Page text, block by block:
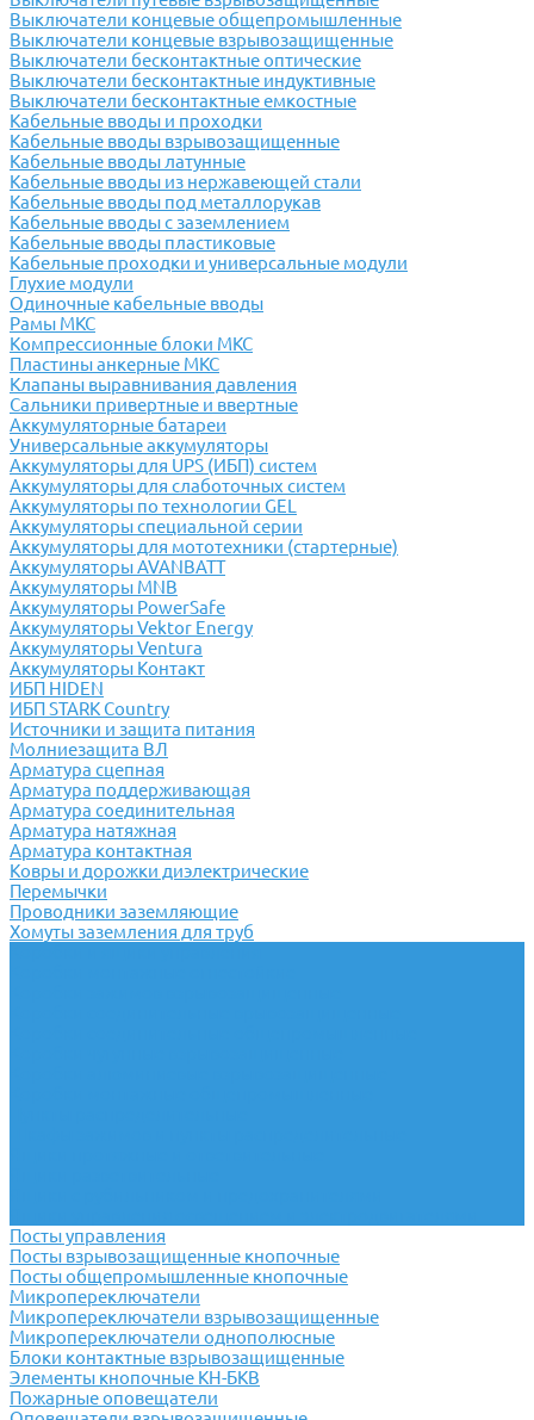
Выключатели концевые общепромышленные
Выключатели концевые взрывозащищенные
Выключатели бесконтактные оптические
Выключатели бесконтактные индуктивные
Выключатели бесконтактные емкостные
Кабельные вводы и проходки
Кабельные вводы взрывозащищенные
Кабельные вводы латунные
Кабельные вводы из нержавеющей стали
Кабельные вводы под металлорукав
Кабельные вводы с заземлением
Кабельные вводы пластиковые
Кабельные проходки и универсальные модули
Глухие модули
Одиночные кабельные вводы
Рамы МКС
Компрессионные блоки МКС
Пластины анкерные МКС
Клапаны выравнивания давления
Сальники привертные и ввертные
Аккумуляторные батареи
Универсальные аккумуляторы
Аккумуляторы для UPS (ИБП) систем
Аккумуляторы для слаботочных систем
Аккумуляторы по технологии GEL
Аккумуляторы специальной серии
Аккумуляторы для мототехники (стартерные)
Аккумуляторы AVANBATT
Аккумуляторы MNB
Аккумуляторы PowerSafe
Аккумуляторы Vektor Energy
Аккумуляторы Ventura
Аккумуляторы Контакт
ИБП HIDEN
ИБП STARK Country
Источники и защита питания
Молниезащита ВЛ
Арматура сцепная
Арматура поддерживающая
Арматура соединительная
Арматура натяжная
Арматура контактная
Ковры и дорожки диэлектрические
Перемычки
Проводники заземляющие
Хомуты заземления для труб
Посты управления
Посты взрывозащищенные кнопочные
Посты общепромышленные кнопочные
Микропереключатели
Микропереключатели взрывозащищенные
Микропереключатели однополюсные
Блоки контактные взрывозащищенные
Элементы кнопочные КН-БКВ
Пожарные оповещатели